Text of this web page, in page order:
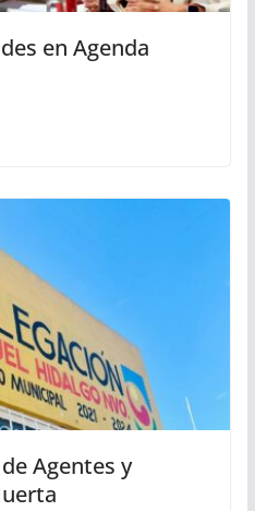
en Agenda
Agentes y